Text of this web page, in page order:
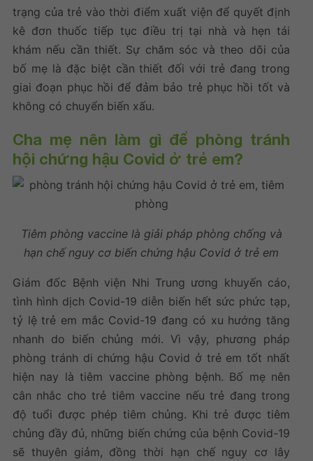
trạng của trẻ vào thời điểm xuất viện để quyết định
kê đơn thuốc tiếp tục điều trị tại nhà và hẹn tái
khám nếu cần thiết. Sự chăm sóc và theo dõi của
bố mẹ là đặc biệt cần thiết đối với trẻ đang trong
giai đoạn phục hồi để đảm bảo trẻ phục hồi tốt và
không có chuyển biến xấu.
Cha mẹ nên làm gì để phòng tránh
hội chứng hậu Covid ở trẻ em?
Tiêm phòng vaccine là giải pháp phòng chống và
hạn chế nguy cơ biến chứng hậu Covid ở trẻ em
Giám đốc Bệnh viện Nhi Trung ương khuyến cáo,
tình hình dịch Covid-19 diễn biến hết sức phức tạp,
tỷ lệ trẻ em mắc Covid-19 đang có xu hướng tăng
nhanh do biến chủng mới. Vì vậy, phương pháp
phòng tránh di chứng hậu Covid ở trẻ em tốt nhất
hiện nay là tiêm vaccine phòng bệnh. Bố mẹ nên
cân nhắc cho trẻ tiêm vaccine nếu trẻ đang trong
độ tuổi được phép tiêm chủng. Khi trẻ được tiêm
chủng đầy đủ, những biến chứng của bệnh Covid-19
sẽ thuyên giảm, đồng thời hạn chế nguy cơ lây